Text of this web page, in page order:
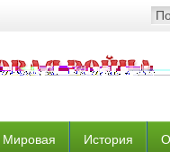
Мировая История